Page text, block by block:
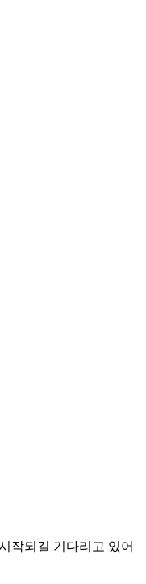
작되길 기다리고 있어